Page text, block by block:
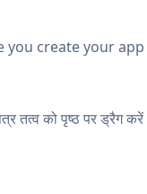
you create your app
तत्व को पृष्ठ पर ड्रैग